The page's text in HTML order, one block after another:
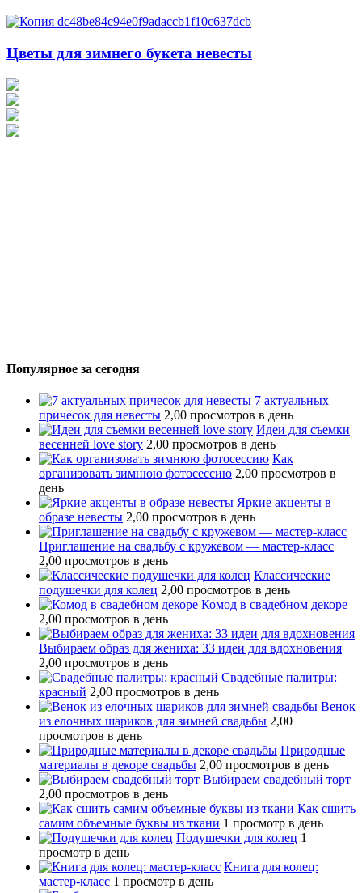
Цветы для зимнего букета невесты
Популярное за сегодня
7 актуальных
причесок для невесты 2,00 просмотров в день
Идеи для съемки
весенней love story 2,00 просмотров в день
Как
организовать зимнюю фотосессию 2,00 просмотров в
день
Яркие акценты в
образе невесты 2,00 просмотров в день
Приглашение на свадьбу с кружевом — мастер-класс
2,00 просмотров в день
Классические
подушечки для колец 2,00 просмотров в день
Комод в свадебном декоре
2,00 просмотров в день
Выбираем образ для жениха: 33 идеи для вдохновения
2,00 просмотров в день
Свадебные палитры:
красный 2,00 просмотров в день
Венок
из елочных шариков для зимней свадьбы 2,00
просмотров в день
Природные
материалы в декоре свадьбы 2,00 просмотров в день
Выбираем свадебный торт
2,00 просмотров в день
Как сшить
самим объемные буквы из ткани 1 просмотр в день
Подушечки для колец 1
просмотр в день
Книга для колец:
мастер-класс 1 просмотр в день